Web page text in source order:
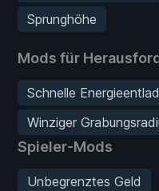
Sprunghöhe
Mods für
Schnelle
Winziger
Spieler-Mods
Unbegrenztes Geld